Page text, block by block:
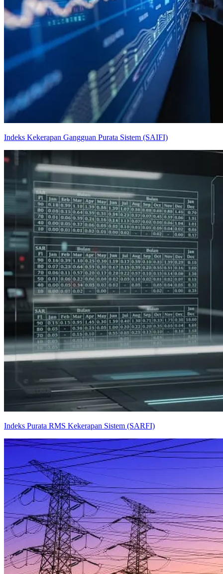
Indeks Kekerapan Gangguan Purata Sistem (SAIFI)
Indeks Purata RMS Kekerapan Sistem (SARFI)